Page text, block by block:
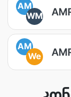
AM
WM
AM
We